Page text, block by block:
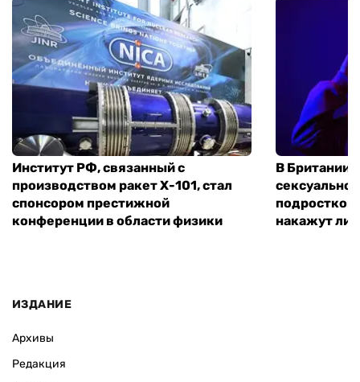
Институт РФ, связанный с
производством ракет Х-101, стал
спонсором престижной
конференции в области физики
В Британии
подростком
накажут ли
ИЗДАНИЕ
Архивы
Редакция